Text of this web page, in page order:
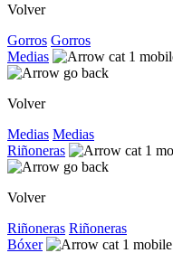
Volver
Gorros Gorros
Medias
Volver
Medias Medias
Riñoneras
Volver
Riñoneras Riñoneras
Bóxer